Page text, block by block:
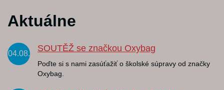
Aktuálne
04.08.
SOUTĚŽ se značkou Oxybag
Poďte si s nami zasúťažiť o školské súpravy od značky
Oxybag.